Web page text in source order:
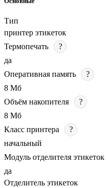
Тип
принтер этикеток
Термопечать
?
да
Оперативная память
?
8 Мб
Объём накопителя
?
8 Мб
Класс принтера
?
начальный
Модуль отделителя этикеток
да
Отделитель этикеток